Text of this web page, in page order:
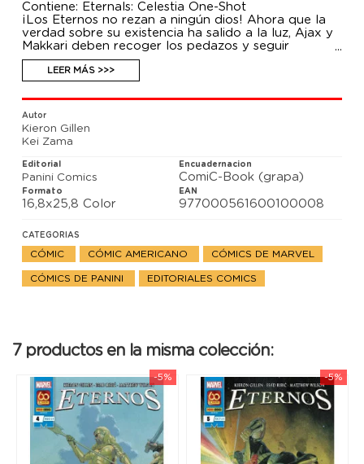
Contiene: Eternals: Celestia One-Shot
¡Los Eternos no rezan a ningún dios! Ahora que la
verdad sobre su existencia ha salido a la luz, Ajax y
Makkari deben recoger los pedazos y seguir
adelante, sin importar lo horrible que pueda ser el
futuro. Además: ¿cómo encajan en todo esto Los
Vengadores de hace un millón de años?
LEER MÁS >>>
Autor
Kieron Gillen
Kei Zama
Editorial
Panini Comics
Encuadernacion
ComiC-Book (grapa)
Formato
16,8x25,8 Color
EAN
977000561600100008
CATEGORIAS
CÓMIC CÓMIC AMERICANO CÓMICS DE MARVEL
CÓMICS DE PANINI EDITORIALES COMICS
7 productos en la misma colección:
-5% -5%